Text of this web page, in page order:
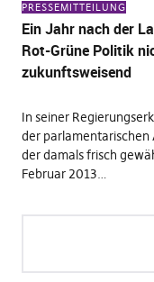
PRESSEMITTEILUNG
Ein Jahr nach der
Rot-Grüne Politik
zukunftsweisend
In seiner
der parlamentarischen
der damals frisch
Februar 2013…